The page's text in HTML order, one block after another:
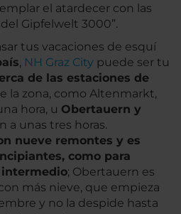
el atardecer con las
Gipfelwelt 3000”.
tus vacaciones de esquí
, NH Graz City puede ser tu
de las estaciones de
la zona, como Altenmarkt,
hora, u Obertauern y
a unas tres horas.
nueve remontes y es
como para
intermedio; Obertauern es
más nieve, que empieza
y no la despide hasta